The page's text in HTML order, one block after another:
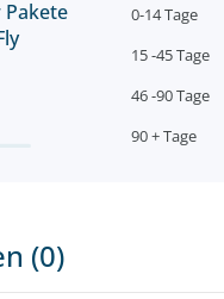
0-14 Tage
15 -45 Tage
46 -90 Tage
90 + Tage
(0)